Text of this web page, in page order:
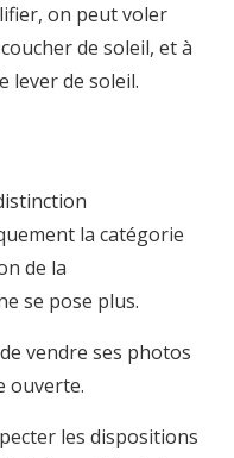
on peut voler
de soleil, et à
lever de soleil.
la catégorie
de la
se pose plus.
vendre ses photos
ouverte.
les dispositions